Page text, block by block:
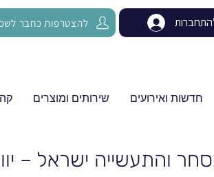
להצטרפות כחבר
חדשות ואירועים שירותים ומוצרים
והתעשייה ישראל –